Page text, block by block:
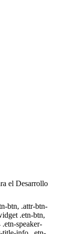
el Desarrollo
btn, .attr-btn-
.etn-btn,
.etn-speaker-